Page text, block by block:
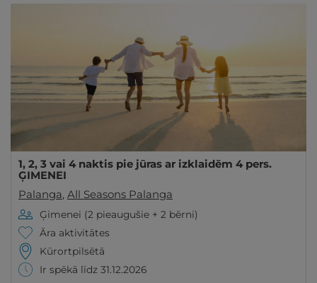
1, 2, 3 vai 4 naktis pie jūras ar izklaidēm 4 pers.
ĢIMENEI
Palanga, All Seasons Palanga
Ģimenei (2 pieaugušie + 2 bērni)
Āra aktivitātes
Kūrortpilsētā
Ir spēkā līdz 31.12.2026